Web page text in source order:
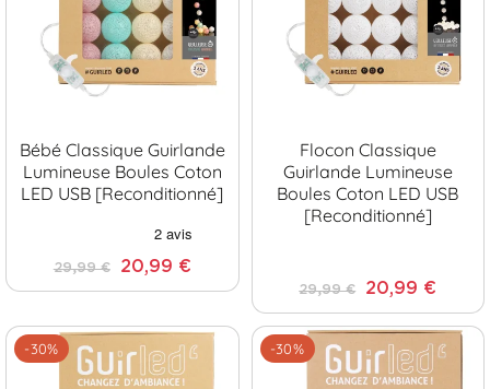
Bébé Classique Guirlande
Lumineuse Boules Coton
LED USB [Reconditionné]
29,99 € 20,99 €
Flocon Classique
Guirlande Lumineuse
Boules Coton LED USB
[Reconditionné]
29,99 € 20,99 €
-30% -30%